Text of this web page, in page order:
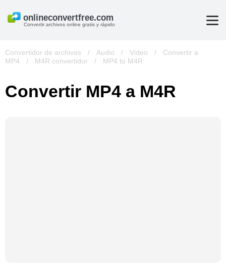
Convertir archivos online gratis y rápido
Convertidor de archivos / Audio / Video /
Convertir a
MP4
/ M4R convertidor / MP4 to M4R
Convertir MP4 a M4R